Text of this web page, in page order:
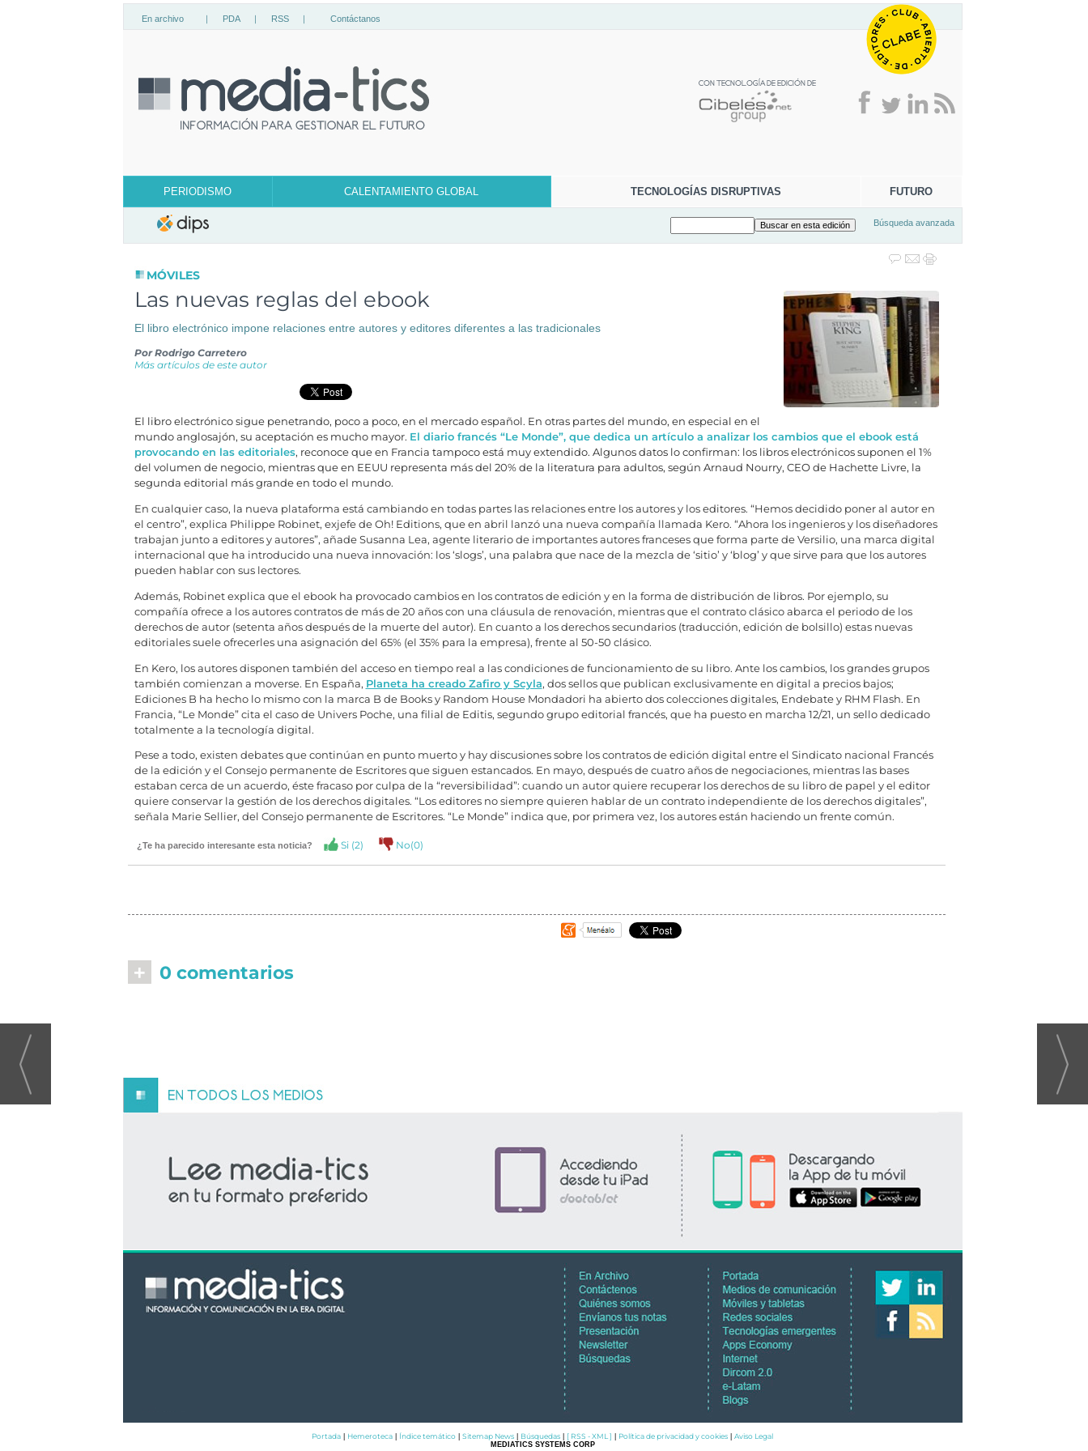
En archivo | PDA | RSS | Contáctanos
PERIODISMO CALENTAMIENTO GLOBAL TECNOLOGÍAS DISRUPTIVAS FUTURO
Búsqueda avanzada
MÓVILES
Las nuevas reglas del ebook
El libro electrónico impone relaciones entre autores y editores diferentes a las tradicionales
PorRodrigo Carretero
Más artículos de este autor
El libro electrónico sigue penetrando, poco a poco, en el mercado español. En otras partes del mundo, en especial en el
mundo anglosajón, su aceptación es mucho mayor. El diario francés “Le Monde”, que dedica un artículo a analizar los cambios que el ebook está
provocando en las editoriales, reconoce que en Francia tampoco está muy extendido. Algunos datos lo confirman: los libros electrónicos suponen el 1%
del volumen de negocio, mientras que en EEUU representa más del 20% de la literatura para adultos, según Arnaud Nourry, CEO de Hachette Livre, la
segunda editorial más grande en todo el mundo.
En cualquier caso, la nueva plataforma está cambiando en todas partes las relaciones entre los autores y los editores. “Hemos decidido poner al autor en
el centro”, explica Philippe Robinet, exjefe de Oh! Editions, que en abril lanzó una nueva compañía llamada Kero. “Ahora los ingenieros y los diseñadores
trabajan junto a editores y autores”, añade Susanna Lea, agente literario de importantes autores franceses que forma parte de Versilio, una marca digital
internacional que ha introducido una nueva innovación: los ‘slogs’, una palabra que nace de la mezcla de ‘sitio’ y ‘blog’ y que sirve para que los autores
pueden hablar con sus lectores.
Además, Robinet explica que el ebook ha provocado cambios en los contratos de edición y en la forma de distribución de libros. Por ejemplo, su
compañía ofrece a los autores contratos de más de 20 años con una cláusula de renovación, mientras que el contrato clásico abarca el periodo de los
derechos de autor (setenta años después de la muerte del autor). En cuanto a los derechos secundarios (traducción, edición de bolsillo) estas nuevas
editoriales suele ofrecerles una asignación del 65% (el 35% para la empresa), frente al 50-50 clásico.
En Kero, los autores disponen también del acceso en tiempo real a las condiciones de funcionamiento de su libro. Ante los cambios, los grandes grupos
también comienzan a moverse. En España, Planeta ha creado Zafiro y Scyla, dos sellos que publican exclusivamente en digital a precios bajos;
Ediciones B ha hecho lo mismo con la marca B de Books y Random House Mondadori ha abierto dos colecciones digitales, Endebate y RHM Flash. En
Francia, “Le Monde” cita el caso de Univers Poche, una filial de Editis, segundo grupo editorial francés, que ha puesto en marcha 12/21, un sello dedicado
totalmente a la tecnología digital.
Pese a todo, existen debates que continúan en punto muerto y hay discusiones sobre los contratos de edición digital entre el Sindicato nacional Francés
de la edición y el Consejo permanente de Escritores que siguen estancados. En mayo, después de cuatro años de negociaciones, mientras las bases
estaban cerca de un acuerdo, éste fracaso por culpa de la “reversibilidad”: cuando un autor quiere recuperar los derechos de su libro de papel y el editor
quiere conservar la gestión de los derechos digitales. “Los editores no siempre quieren hablar de un contrato independiente de los derechos digitales”,
señala Marie Sellier, del Consejo permanente de Escritores. “Le Monde” indica que, por primera vez, los autores están haciendo un frente común.
¿Te ha parecido interesante esta noticia? Si (2) No(0)
+ 0 comentarios
Portada Hemeroteca Índice temático Sitemap News Búsquedas [ RSS - XML ] Política de privacidad y cookies Aviso Legal
MEDIATICS SYSTEMS CORP